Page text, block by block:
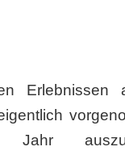
Erlebnissen